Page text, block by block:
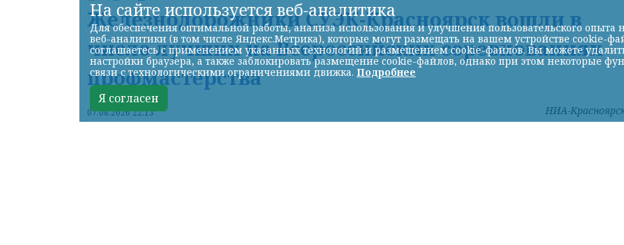
Железнодорожники СУЭК-Красноярск вошли в
число лучших на Всероссийских соревнованиях
профмастерства
07.08.2026 22:13 НИА-
На сайте используется веб-аналитика
Для обеспечения оптимальной работы, анализа использования и улучшения пользовательского опыта
веб-аналитики (в том числе Яндекс.Метрика), которые могут размещать на вашем устройстве cookie-
соглашаетесь с применением указанных технологий и размещением cookie-файлов. Вы можете
настройки браузера, а также заблокировать размещение cookie-файлов, однако при этом некоторые
связи с технологическими ограничениями движка. Подробнее
Я согласен